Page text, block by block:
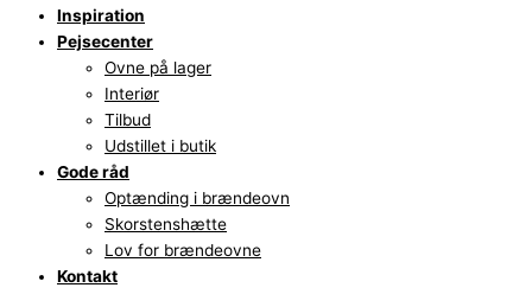
Inspiration
Pejsecenter
Ovne på lager
Interiør
Tilbud
Udstillet i butik
Gode råd
Optænding i brændeovn
Skorstenshætte
Lov for brændeovne
Kontakt